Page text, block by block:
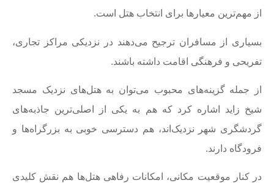
از مهم‌ترین معیارها برای انتخاب هتل است.
بسیاری از مسافران ترجیح می‌دهند در نزدیکی مراکز تجاری،
تفریحی و فرهنگی اقامت داشته باشند.
از جمله گزینه‌های محبوب می‌توان به هتل‌های نزدیک مسجد
شیخ زاید اشاره کرد که هم به یکی از اصلی‌ترین جاذبه‌های
گردشگری شهر نزدیک‌اند، هم دسترسی خوبی به بزرگراه‌ها و
فرودگاه دارند.
در کنار موقعیت مکانی، امکانات رفاهی هتل‌ها هم نقش کلیدی